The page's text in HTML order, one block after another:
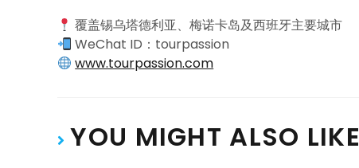
覆盖锡乌塔德利亚、梅诺卡岛及西班牙主要城市
WeChat ID：tourpassion
www.tourpassion.com
YOU MIGHT ALSO LIKE